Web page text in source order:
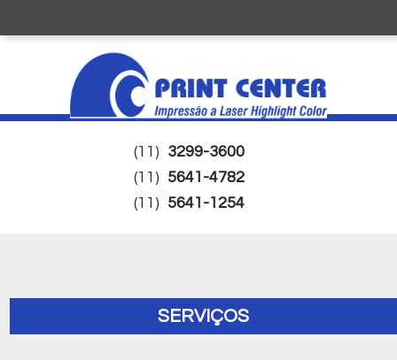
(11) 3299-3600
(11) 5641-4782
(11) 5641-1254
SERVIÇOS